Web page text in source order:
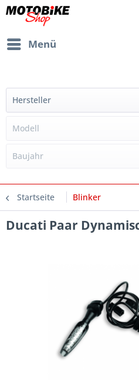
Menü
Startseite Blinker
Ducati Paar